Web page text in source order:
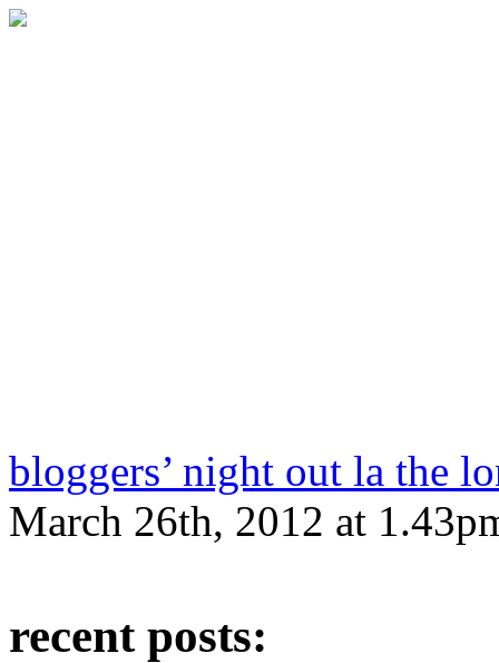
bloggers’ night out la the
March 26th, 2012 at
recent posts: